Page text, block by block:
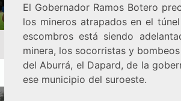
El Gobernador Ramos Botero
los mineros atrapados en el
escombros está siendo
minera, los socorristas y
del Aburrá, el Dapard, de la
ese municipio del suroeste.